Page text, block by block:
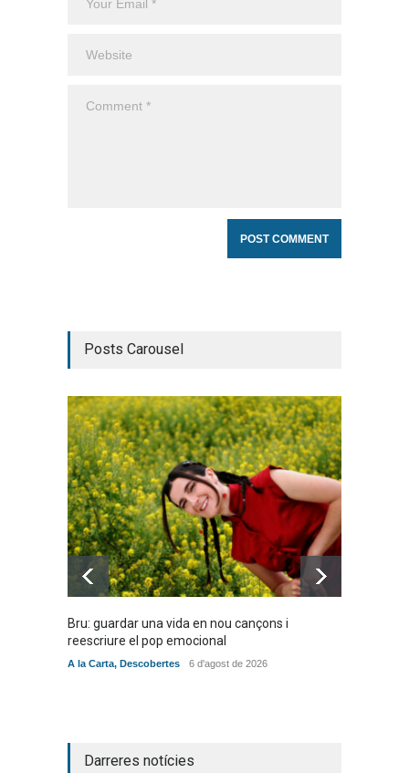
Posts Carousel
Bru: guardar una vida en nou cançons i
reescriure el pop emocional
A la Carta, Descobertes 6 d'agost de 2026
Darreres notícies